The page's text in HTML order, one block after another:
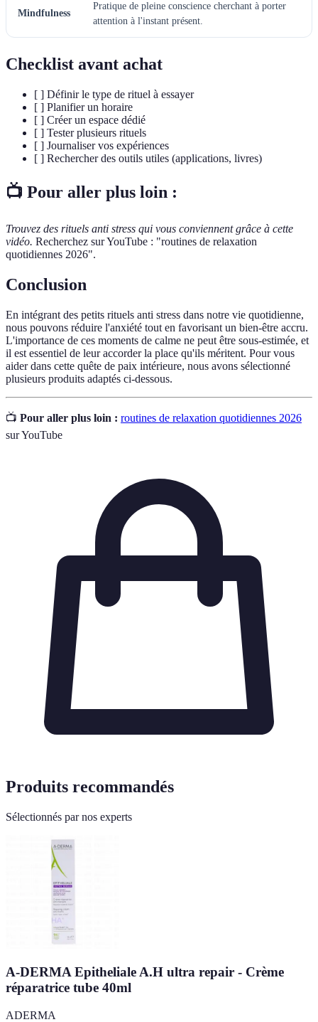
Mindfulness
Pratique de pleine conscience cherchant à porter
attention à l'instant présent.
Checklist avant achat
[ ] Définir le type de rituel à essayer
[ ] Planifier un horaire
[ ] Créer un espace dédié
[ ] Tester plusieurs rituels
[ ] Journaliser vos expériences
[ ] Rechercher des outils utiles (applications, livres)
📺 Pour aller plus loin :
Trouvez des rituels anti stress qui vous conviennent grâce à cette
vidéo. Recherchez sur YouTube : "routines de relaxation
quotidiennes 2026".
Conclusion
En intégrant des petits rituels anti stress dans notre vie quotidienne,
nous pouvons réduire l'anxiété tout en favorisant un bien-être accru.
L'importance de ces moments de calme ne peut être sous-estimée, et
il est essentiel de leur accorder la place qu'ils méritent. Pour vous
aider dans cette quête de paix intérieure, nous avons sélectionné
plusieurs produits adaptés ci-dessous.
📺 Pour aller plus loin : routines de relaxation quotidiennes 2026
sur YouTube
Produits recommandés
Sélectionnés par nos experts
A-DERMA Epitheliale A.H ultra repair - Crème
réparatrice tube 40ml
ADERMA